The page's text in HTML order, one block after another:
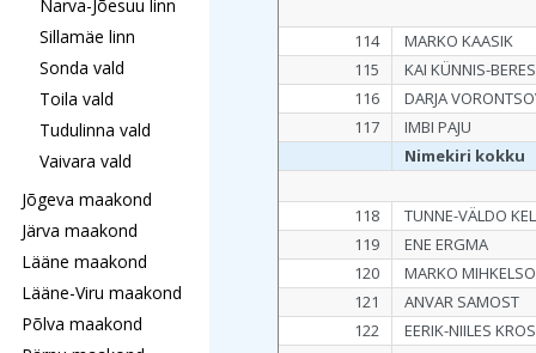
Narva-Jõesuu linn
Sillamäe linn
Sonda vald
Toila vald
Tudulinna vald
Vaivara vald
Jõgeva maakond
Järva maakond
Lääne maakond
Lääne-Viru maakond
Põlva maakond
114
MARKO KAASIK
115
KAI KÜNNIS-BERES
116
DARJA
117
IMBI PAJU
Nimekiri kokku
118
TUNNE-VÄLDO
119
ENE ERGMA
120
MARKO
121
ANVAR SAMOST
122
EERIK-NIILES